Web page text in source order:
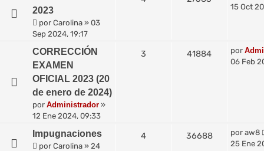
2023
por Carolina » 03
Sep 2024, 19:17
15 Oct
CORRECCIÓN
EXAMEN
OFICIAL 2023 (20
de enero de 2024)
por Administrador »
12 Ene 2024, 09:33
3 41884 por
06 Feb
Impugnaciones
por Carolina » 24
4 36688 por aw8
25 Ene